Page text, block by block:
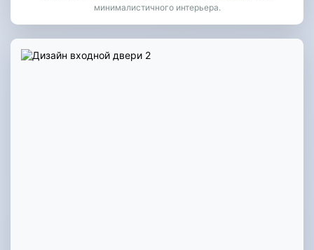
минималистичного интерьера.